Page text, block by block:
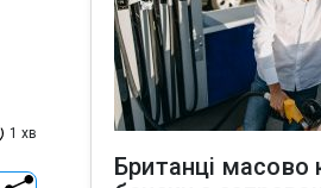
1 хв
Британці масово